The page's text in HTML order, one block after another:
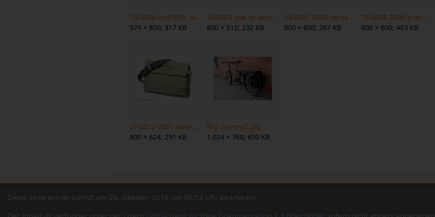
13-0006-img0031- web.jpg
574 × 800; 317 KB
16-0063-yak se web.jpg
800 × 512; 232 KB
23-0041-2009-he-cargo-industrie web.jpg
800 × 600; 267 KB
25-0008-2009-pots-on-mundo web.jpg
800 × 600; 483 KB
27-0012-2007-zwei-mobil-u7 web.jpg
800 × 624; 291 KB
Big dummy2.jpg
1.024 × 768; 600 KB
Diese Seite wurde zuletzt am 28. Oktober 2016 um 06:53 Uhr bearbeitet.